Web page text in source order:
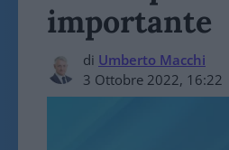
importante
di Umberto Macchi
3 Ottobre 2022, 16:22